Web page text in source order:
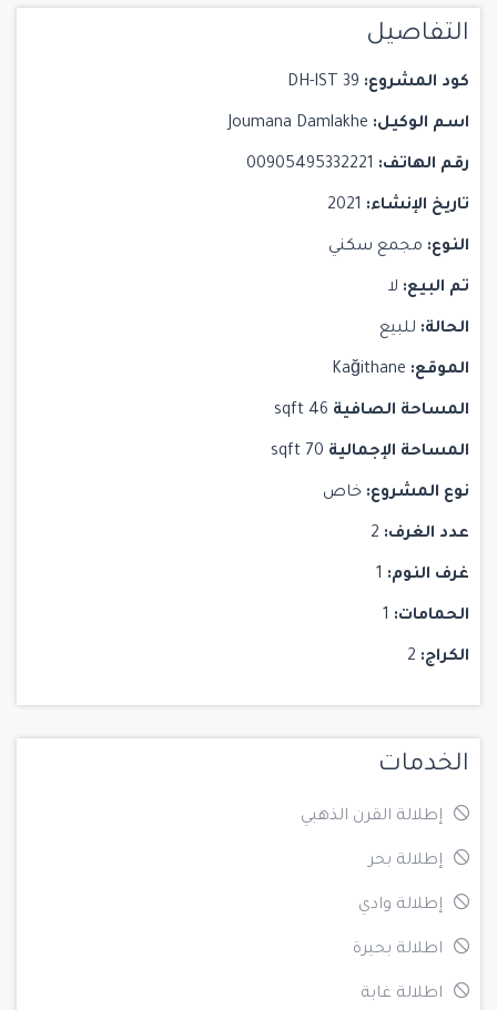
التفاصيل
كود المشروع:
اسم الوكيل:
رقم الهاتف:
تاريخ الإنشاء:
النوع: مجمع سكني
تم البيع:
الحالة:
الموقع: Kağithane
المساحة الصافية
المساحة الإجمالية
نوع المشروع: خاص
عدد الغرف:
غرف النوم:
الحمامات:
الكراج:
الخدمات
إطلالة القرن الذهبي
إطلالة بحر
إطلالة وادي
اطلالة بحيرة
اطلالة غابة